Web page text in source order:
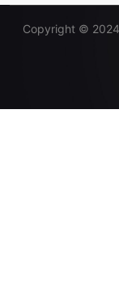
Copyright © 2024